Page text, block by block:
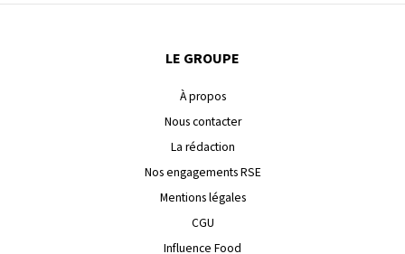
LE GROUPE
À propos
Nous contacter
La rédaction
Nos engagements RSE
Mentions légales
CGU
Influence Food